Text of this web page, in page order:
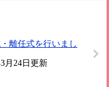
離任式を行いまし
月24日更新